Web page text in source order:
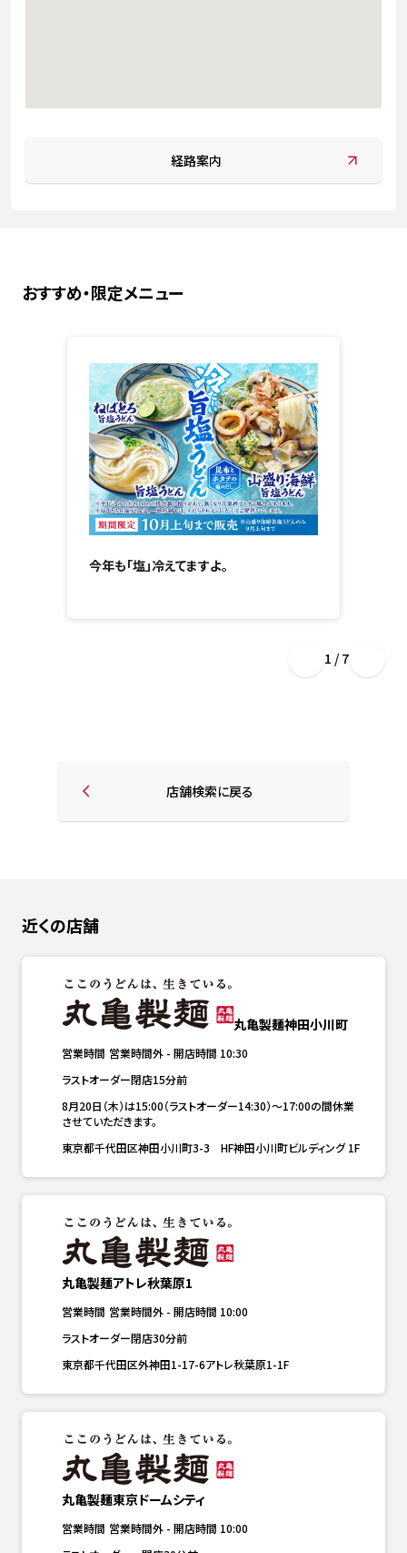
経路案内
おすすめ・限定メニュー
今年も「塩」冷えてますよ。
1 / 7
店舗検索に戻る
近くの店舗
丸亀製麺神田小川町
営業時間 営業時間外 - 開店時間 10:30
ラストオーダー閉店15分前
8月20日（木）は15:00（ラストオーダー14:30）～17:00の間休業
させていただきます。
東京都千代田区神田小川町3-3 HF神田小川町ビルディング 1F
丸亀製麺アトレ秋葉原1
営業時間 営業時間外 - 開店時間 10:00
ラストオーダー閉店30分前
東京都千代田区外神田1-17-6アトレ秋葉原1-1F
丸亀製麺東京ドームシティ
営業時間 営業時間外 - 開店時間 10:00